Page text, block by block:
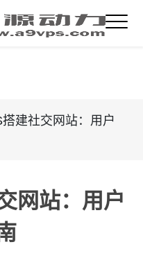
搭建社交网站：用户
网站：用户